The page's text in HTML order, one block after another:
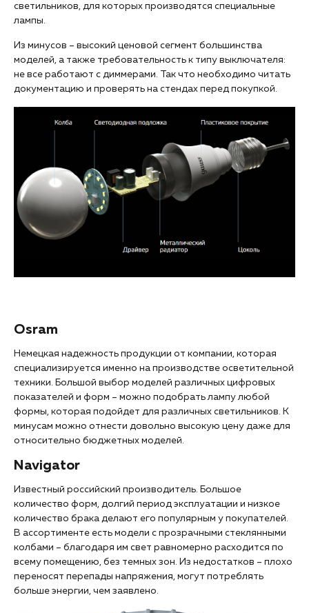
светильников, для которых производятся специальные
лампы.
Из минусов – высокий ценовой сегмент большинства
моделей, а также требовательность к типу выключателя:
не все работают с диммерами. Так что необходимо читать
документацию и проверять на стендах перед покупкой.
Osram
Немецкая надежность продукции от компании, которая
специализируется именно на производстве осветительной
техники. Большой выбор моделей различных цифровых
показателей и форм – можно подобрать лампу любой
формы, которая подойдет для различных светильников. К
минусам можно отнести довольно высокую цену даже для
относительно бюджетных моделей.
Navigator
Известный российский производитель. Большое
количество форм, долгий период эксплуатации и низкое
количество брака делают его популярным у покупателей.
В ассортименте есть модели с прозрачными стеклянными
колбами – благодаря им свет равномерно расходится по
всему помещению, без темных зон. Из недостатков – плохо
переносят перепады напряжения, могут потреблять
больше энергии, чем заявлено.